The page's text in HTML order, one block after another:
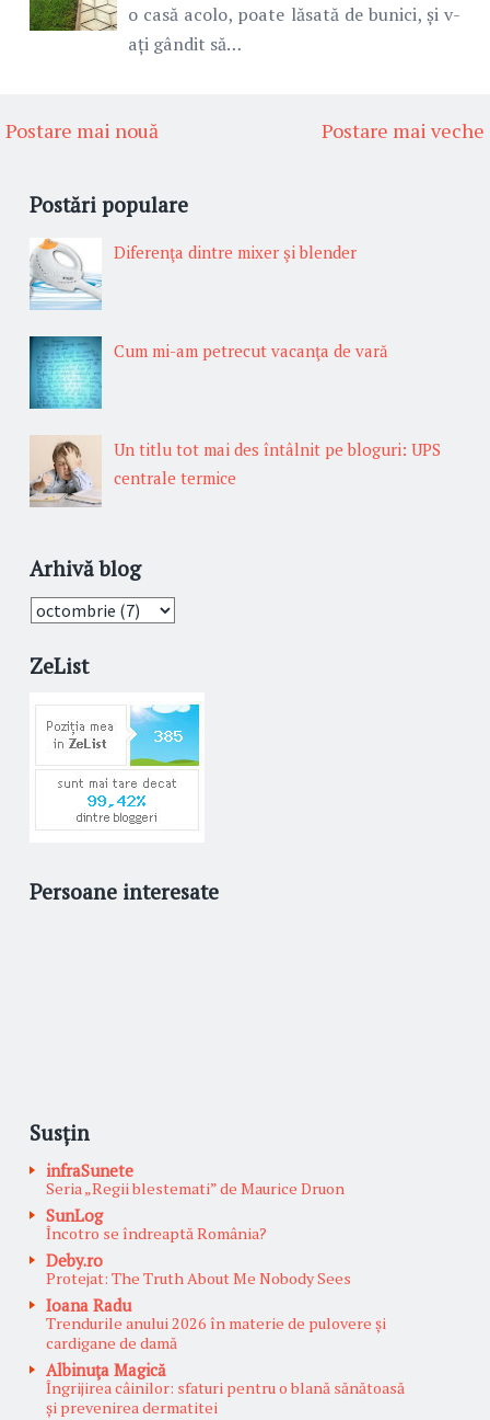
o casă acolo, poate lăsată de bunici, și v-
ați gândit să…
Postare mai nouă Postare mai veche
Postări populare
Diferenţa dintre mixer şi blender
Cum mi-am petrecut vacanţa de vară
Un titlu tot mai des întâlnit pe bloguri: UPS
centrale termice
Arhivă blog
ZeList
Persoane interesate
Susțin
infraSunete
Seria „Regii blestemati” de Maurice Druon
SunLog
Încotro se îndreaptă România?
Deby.ro
Protejat: The Truth About Me Nobody Sees
Ioana Radu
Trendurile anului 2026 în materie de pulovere și
cardigane de damă
Albinuţa Magică
Îngrijirea câinilor: sfaturi pentru o blană sănătoasă
și prevenirea dermatitei